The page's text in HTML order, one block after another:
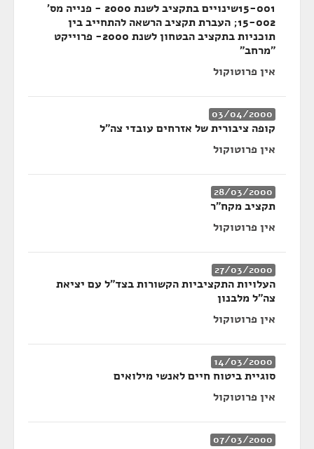
15-001שינויים בתקציב לשנת 2000 - פנייה מס'
15-002; העברת תקציב הרשאה להתחייב בין
תוכניות בתקציב הבטחון לשנת 2000- פרוייקט
"מרחב"
אין פרוטוקול
03/04/2000
קופה ציבורית של אזרחים עובדי צה"ל
אין פרוטוקול
28/03/2000
תקציב מקח"ר
אין פרוטוקול
27/03/2000
העלויות התקציביות הקשורות בצד"ל עם יציאת
צה"ל מלבנון
אין פרוטוקול
14/03/2000
סוגיית ביטוח חיים לאנשי מילואים
אין פרוטוקול
07/03/2000